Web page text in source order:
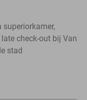
superiorkamer,
check-out bij Van
stad